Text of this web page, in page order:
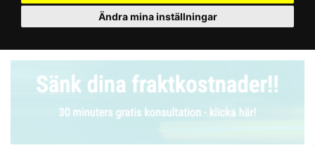
Ändra mina inställningar